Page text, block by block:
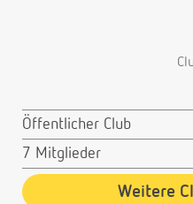
Öffentlicher Club
7 Mitglieder
Weitere